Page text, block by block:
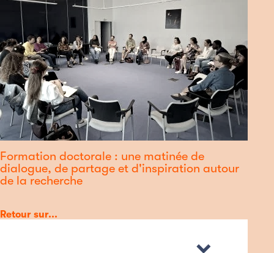
Formation doctorale : une matinée de
dialogue, de partage et d'inspiration autour
de la recherche
Catégorie
Retour sur...